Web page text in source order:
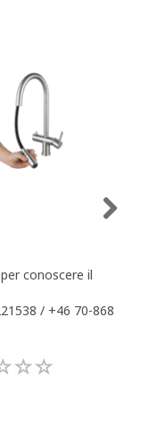
conoscere il
/ +46 70-868